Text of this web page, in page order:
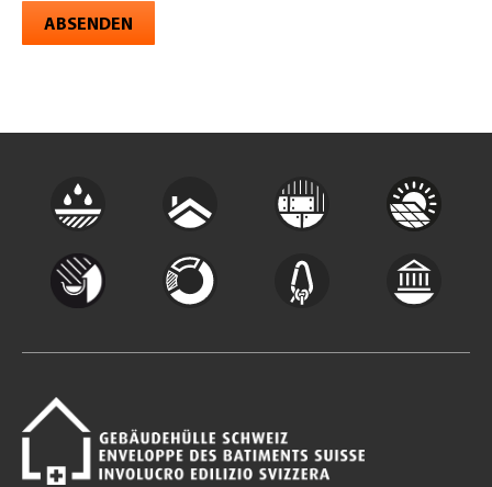
ABSENDEN